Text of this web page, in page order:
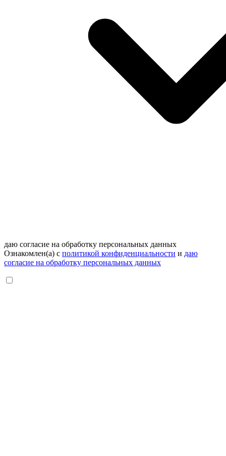
даю согласие на обработку персональных данных
Ознакомлен(а) с политикой конфиденциальности и даю
согласие на обработку персональных данных